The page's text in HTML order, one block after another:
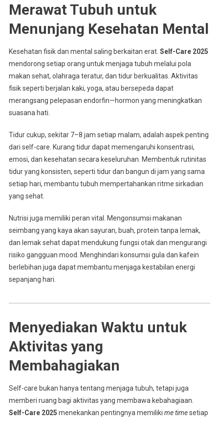
Merawat Tubuh untuk
Menunjang Kesehatan Mental
Kesehatan fisik dan mental saling berkaitan erat. Self-Care 2025
mendorong setiap orang untuk menjaga tubuh melalui pola
makan sehat, olahraga teratur, dan tidur berkualitas. Aktivitas
fisik seperti berjalan kaki, yoga, atau bersepeda dapat
merangsang pelepasan endorfin—hormon yang meningkatkan
suasana hati.
Tidur cukup, sekitar 7–8 jam setiap malam, adalah aspek penting
dari self-care. Kurang tidur dapat memengaruhi konsentrasi,
emosi, dan kesehatan secara keseluruhan. Membentuk rutinitas
tidur yang konsisten, seperti tidur dan bangun di jam yang sama
setiap hari, membantu tubuh mempertahankan ritme sirkadian
yang sehat.
Nutrisi juga memiliki peran vital. Mengonsumsi makanan
seimbang yang kaya akan sayuran, buah, protein tanpa lemak,
dan lemak sehat dapat mendukung fungsi otak dan mengurangi
risiko gangguan mood. Menghindari konsumsi gula dan kafein
berlebihan juga dapat membantu menjaga kestabilan energi
sepanjang hari.
Menyediakan Waktu untuk
Aktivitas yang
Membahagiakan
Self-care bukan hanya tentang menjaga tubuh, tetapi juga
memberi ruang bagi aktivitas yang membawa kebahagiaan.
Self-Care 2025 menekankan pentingnya memiliki me timesetiap